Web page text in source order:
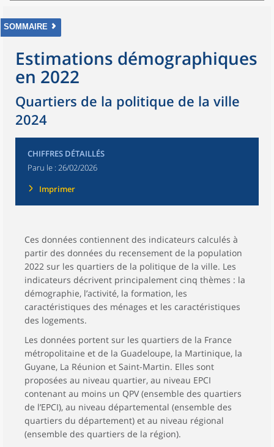
SOMMAIRE
Estimations démographiques
en 2022
Quartiers de la politique de la ville
2024
CHIFFRES DÉTAILLÉS
Paru le : 26/02/2026
Imprimer
Ces données contiennent des indicateurs calculés à
partir des données du recensement de la population
2022 sur les quartiers de la politique de la ville. Les
indicateurs décrivent principalement cinq thèmes : la
démographie, l’activité, la formation, les
caractéristiques des ménages et les caractéristiques
des logements.
Les données portent sur les quartiers de la France
métropolitaine et de la Guadeloupe, la Martinique, la
Guyane, La Réunion et Saint-Martin. Elles sont
proposées au niveau quartier, au niveau EPCI
contenant au moins un QPV (ensemble des quartiers
de l’EPCI), au niveau départemental (ensemble des
quartiers du département) et au niveau régional
(ensemble des quartiers de la région).